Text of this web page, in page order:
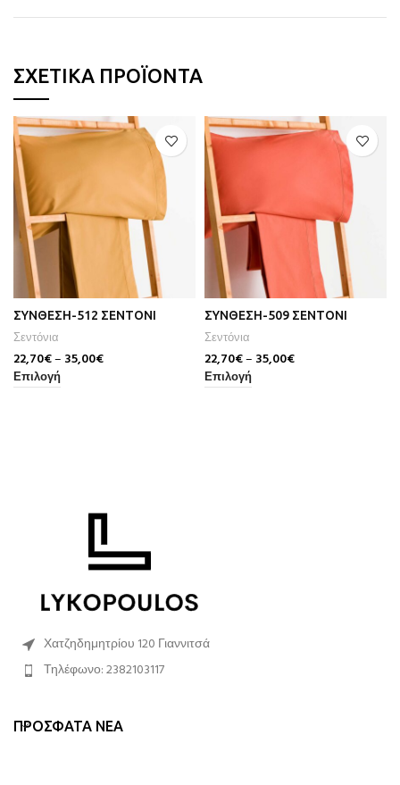
ΣΧΕΤΙΚΆ ΠΡΟΪΌΝΤΑ
ΣΥΝΘΕΣΗ-512 ΣΕΝΤΟΝΙ
Σεντόνια
22,70€– 35,00€
Επιλογή
ΣΥΝΘΕΣΗ-509 ΣΕΝΤΟΝΙ
Σεντόνια
22,70€– 35,00€
Επιλογή
Χατζηδημητρίου 120 Γιαννιτσά
Τηλέφωνο: 2382103117
ΠΡΌΣΦΑΤΑ ΝΈΑ